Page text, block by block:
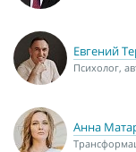
Евгений
Психолог,
Анна